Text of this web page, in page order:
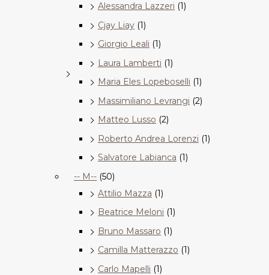
Alessandra Lazzeri (1)
Cjay Liay (1)
Giorgio Leali (1)
Laura Lamberti (1)
Maria Eles Lopeboselli (1)
Massimiliano Levrangi (2)
Matteo Lusso (2)
Roberto Andrea Lorenzi (1)
Salvatore Labianca (1)
-- M-- (50)
Attilio Mazza (1)
Beatrice Meloni (1)
Bruno Massaro (1)
Camilla Matterazzo (1)
Carlo Mapelli (1)